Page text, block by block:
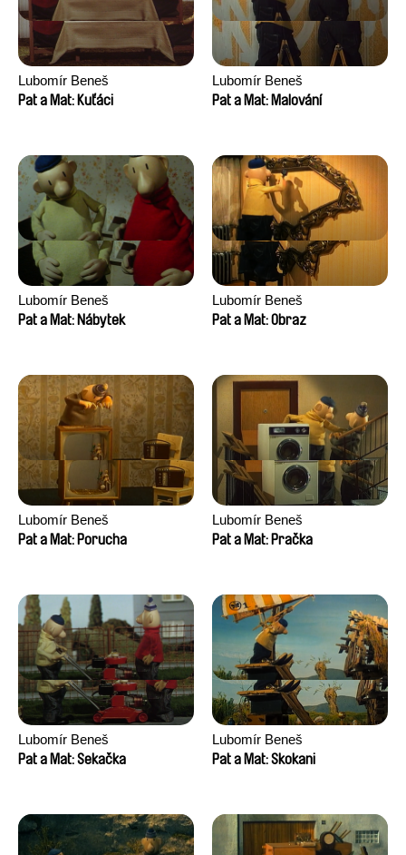
Lubomír Beneš
Pat a Mat: Kuťáci
Lubomír Beneš
Pat a Mat: Malování
Lubomír Beneš
Pat a Mat: Nábytek
Lubomír Beneš
Pat a Mat: Obraz
Lubomír Beneš
Pat a Mat: Porucha
Lubomír Beneš
Pat a Mat: Pračka
Lubomír Beneš
Pat a Mat: Sekačka
Lubomír Beneš
Pat a Mat: Skokani